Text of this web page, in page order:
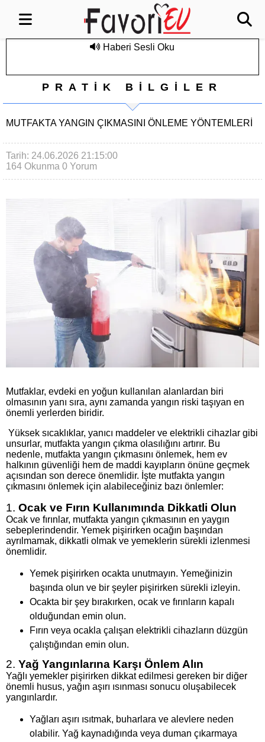
Haberi Sesli Oku
PRATİK BİLGİLER
MUTFAKTA YANGIN ÇIKMASINI ÖNLEME YÖNTEMLERI
Tarih: 24.06.2026 21:15:00
164 Okunma 0 Yorum
Mutfaklar, evdeki en yoğun kullanılan alanlardan biri
olmasının yanı sıra, aynı zamanda yangın riski taşıyan en
önemli yerlerden biridir.
Yüksek sıcaklıklar, yanıcı maddeler ve elektrikli cihazlar gibi
unsurlar, mutfakta yangın çıkma olasılığını artırır. Bu
nedenle, mutfakta yangın çıkmasını önlemek, hem ev
halkının güvenliği hem de maddi kayıpların önüne geçmek
açısından son derece önemlidir. İşte mutfakta yangın
çıkmasını önlemek için alabileceğiniz bazı önlemler:
1. Ocak ve Fırın Kullanımında Dikkatli Olun
Ocak ve fırınlar, mutfakta yangın çıkmasının en yaygın
sebeplerindendir. Yemek pişirirken ocağın başından
ayrılmamak, dikkatli olmak ve yemeklerin sürekli izlenmesi
önemlidir.
Yemek pişirirken ocakta unutmayın. Yemeğinizin
başında olun ve bir şeyler pişirirken sürekli izleyin.
Ocakta bir şey bırakırken, ocak ve fırınların kapalı
olduğundan emin olun.
Fırın veya ocakla çalışan elektrikli cihazların düzgün
çalıştığından emin olun.
2. Yağ Yangınlarına Karşı Önlem Alın
Yağlı yemekler pişirirken dikkat edilmesi gereken bir diğer
önemli husus, yağın aşırı ısınması sonucu oluşabilecek
yangınlardır.
Yağları aşırı ısıtmak, buharlara ve alevlere neden
olabilir. Yağ kaynadığında veya duman çıkarmaya